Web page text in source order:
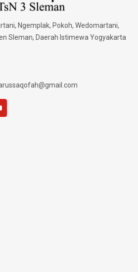
Ngemplak, Pokoh, Wedomartani,
Sleman, Daerah Istimewa Yogyakarta